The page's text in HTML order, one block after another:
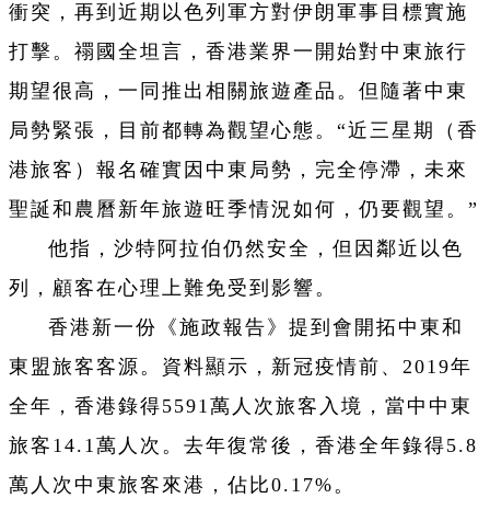
衝突，再到近期以色列軍方對伊朗軍事目標實施
打擊。禤國全坦言，香港業界一開始對中東旅行
期望很高，一同推出相關旅遊產品。但隨著中東
局勢緊張，目前都轉為觀望心態。“近三星期（香
港旅客）報名確實因中東局勢，完全停滯，未來
聖誕和農曆新年旅遊旺季情況如何，仍要觀望。”
他指，沙特阿拉伯仍然安全，但因鄰近以色
列，顧客在心理上難免受到影響。
香港新一份《施政報告》提到會開拓中東和
東盟旅客客源。 資料顯示，新冠疫情前、2019年
全年，香港錄得5591萬人次旅客入境，當中中東
旅客14.1萬人次。去年復常後，香港全年錄得5.8
萬人次中東旅客來港，佔比0.17%。